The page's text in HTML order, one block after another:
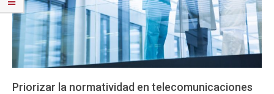
Priorizar la normatividad en telecomunicaciones